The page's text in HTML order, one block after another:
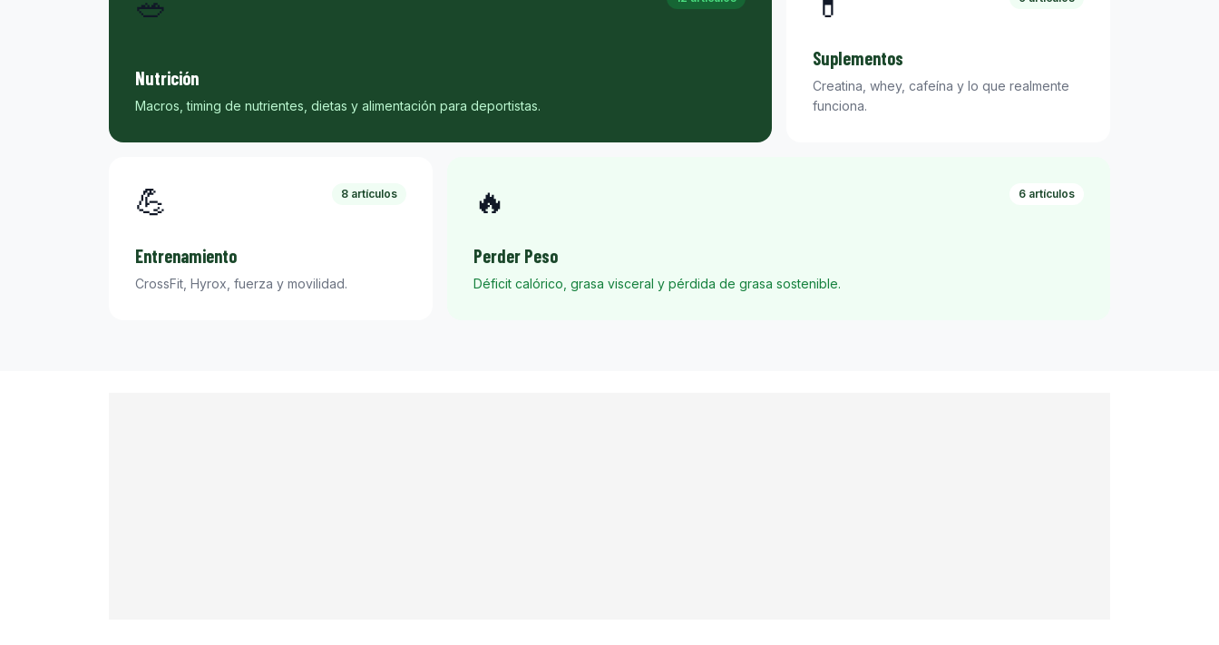
Nutrición
Macros, timing de nutrientes, dietas y alimentación para deportistas.
Suplementos
Creatina, whey, cafeína y lo que realmente
funciona.
💪 8 artículos
Entrenamiento
CrossFit, Hyrox, fuerza y movilidad.
🔥 6 artículos
Perder Peso
Déficit calórico, grasa visceral y pérdida de grasa sostenible.